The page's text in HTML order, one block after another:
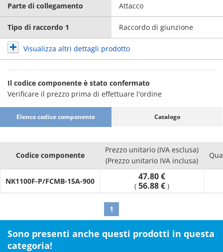
Parte di collegamento Attacco
Tipo di raccordo 1 Raccordo di giunzione
Visualizza altri dettagli prodotto
Il codice componente è stato confermato
Verificare il prezzo prima di effettuare l'ordine
Elenco codice componente Catalogo
Codice componente
Prezzo unitario (IVA esclusa)
(Prezzo unitario IVA inclusa)
NK1100F-P/FCMB-15A-900 47.80 €
( 56.88 € )
1
Sono presenti anche questi prodotti in questa
categoria!